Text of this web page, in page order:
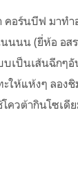
คอร์นบีฟ มาท
นน (ยี่ห้อ อสร
เป็นเส้นฉีกๆ
ให้แห้งๆ ลองชิ
ควต้ากินโซเดี